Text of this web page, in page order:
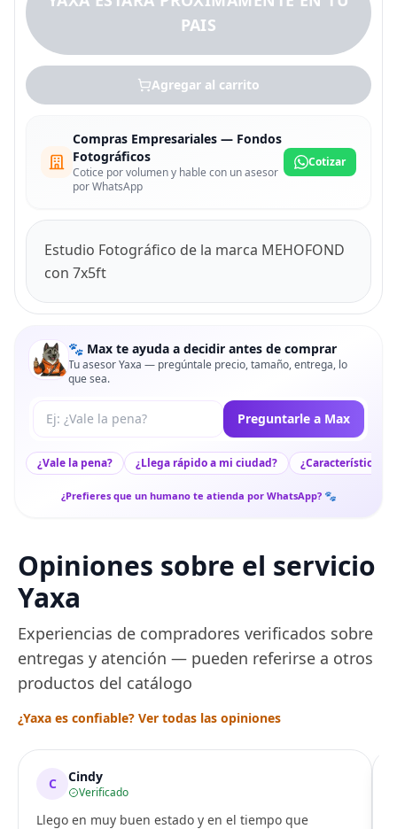
PAIS
Agregar al carrito
Compras Empresariales — Fondos
Fotográficos
Cotice por volumen y hable con un asesor
por WhatsApp
Cotizar
Estudio Fotográfico de la marca MEHOFOND
con 7x5ft
🐾 Max te ayuda a decidir antes de comprar
Tu asesor Yaxa — pregúntale precio, tamaño, entrega, lo
que sea.
Tu pregunta a Max Preguntarle a Max
¿Vale la pena? ¿Llega rápido a mi ciudad? ¿Características
¿Prefieres que un humano te atienda por WhatsApp? 🐾
Opiniones sobre el servicio
Yaxa
Experiencias de compradores verificados sobre
entregas y atención — pueden referirse a otros
productos del catálogo
¿Yaxa es confiable? Ver todas las opiniones
C Cindy
Verificado
Llego en muy buen estado y en el tiempo que